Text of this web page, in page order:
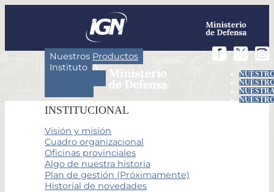
Nuestros Productos
Instituto
INSTITUCIONAL
Visión y misión
Cuadro organizacional
Oficinas provinciales
Algo de nuestra historia
Plan de gestión (Próximamente)
Historial de novedades